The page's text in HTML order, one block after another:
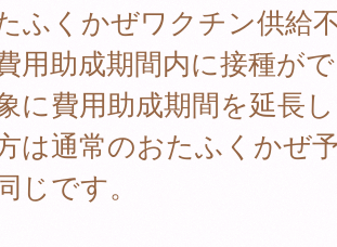
ふくかぜワクチン供給
用助成期間内に接種が
に費用助成期間を延長
は通常のおたふくかぜ
じです。